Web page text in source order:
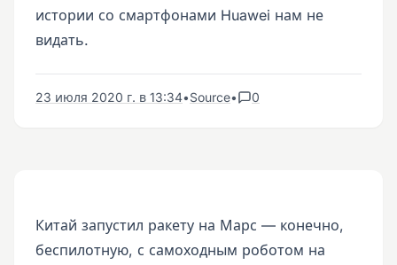
истории со смартфонами Huawei нам не
видать.
23 июля 2020 г. в 13:34•Source• 0
Китай запустил ракету на Марс — конечно,
беспилотную, с самоходным роботом на